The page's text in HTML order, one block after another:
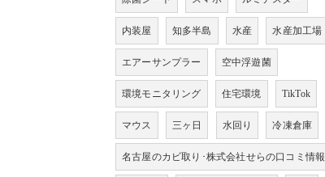
内装屋 知多半島 水産 水産加工場
エアーサンプラー 空中浮遊菌
環境モニタリング 住宅環境 TikTok
マウス 三ヶ日 水回り 冷凍倉庫
名古屋のカビ取り･株式会社せらの口コミ情報